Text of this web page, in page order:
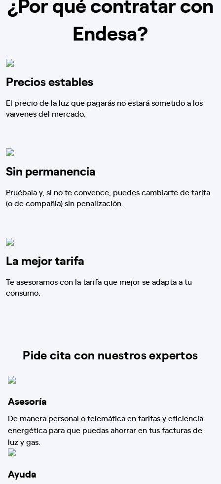
Endesa?
Precios estables
El precio de la luz que pagarás no estará sometido a los
vaivenes del mercado.
Sin permanencia
Pruébala y, si no te convence, puedes cambiarte de tarifa
(o de compañia) sin penalización.
La mejor tarifa
Te asesoramos con la tarifa que mejor se adapta a tu
consumo.
Pide cita con nuestros expertos
Asesoría
De manera personal o telemática en tarifas y eficiencia
energética para que puedas ahorrar en tus facturas de
luz y gas.
Ayuda